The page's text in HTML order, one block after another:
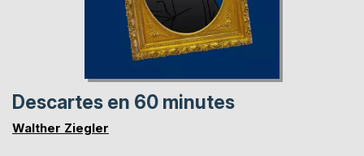
Descartes en 60 minutes
Walther Ziegler